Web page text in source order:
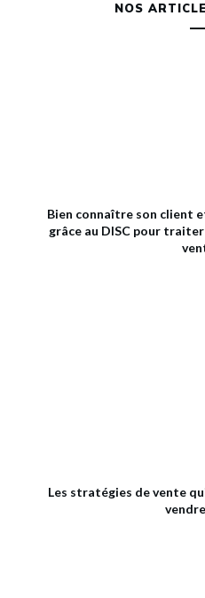
NOS
Bien connaître son client
grâce au DISC pour
Les stratégies de vente